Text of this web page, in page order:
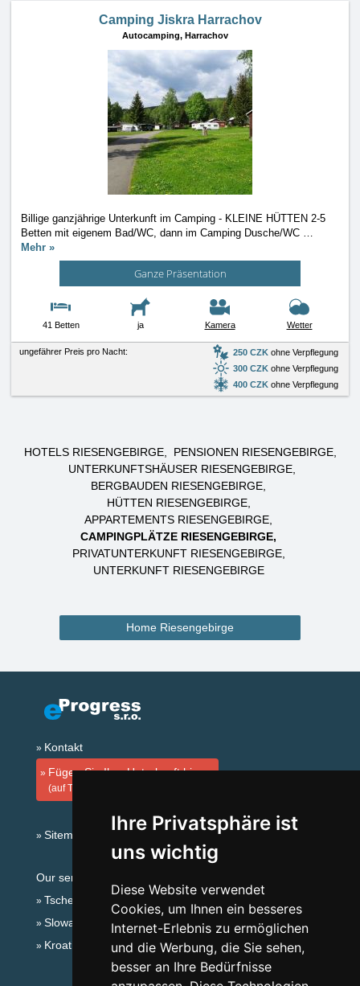
Ihre Privatsphäre ist
uns wichtig
Diese Website verwendet
Cookies, um Ihnen ein besseres
Internet-Erlebnis zu ermöglichen
und die Werbung, die Sie sehen,
besser an Ihre Bedürfnisse
Camping Jiskra Harrachov
Autocamping, Harrachov
Billige ganzjährige Unterkunft im Camping - KLEINE HÜTTEN 2-5
Betten mit eigenem Bad/WC, dann im Camping Dusche/WC …
Mehr »
Ganze Präsentation
41 Betten ja Kamera Wetter
ungefährer Preis pro Nacht: 250 CZK ohne Verpflegung
300 CZK ohne Verpflegung
400 CZK ohne Verpflegung
HOTELS RIESENGEBIRGE
PENSIONEN RIESENGEBIRGE
UNTERKUNFTSHÄUSER RIESENGEBIRGE
BERGBAUDEN RIESENGEBIRGE
HÜTTEN RIESENGEBIRGE
APPARTEMENTS RIESENGEBIRGE
CAMPINGPLÄTZE RIESENGEBIRGE
PRIVATUNTERKUNFT RIESENGEBIRGE
UNTERKUNFT RIESENGEBIRGE
Home Riesengebirge
Kontakt
Fügen Sie Ihre Unterkunft hinzu
(auf Tschechisch)
Sitemap
Our servers:
Tschechische Gebirge
Slowakische Gebirge
Kroatien